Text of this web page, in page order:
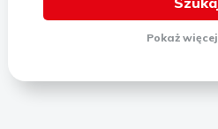
Pokażwięcej